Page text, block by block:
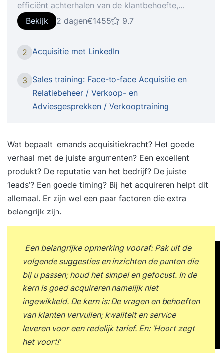
efficiënt achterhalen van de klantbehoefte,
vraagtechnieken, cross-sell en upgrading,
afsluittechnieken, leads genereren. Wat is het
doel van de training?Je leert jouw verkoop- en
adviesgesprekken aan tafel op perfect
af te handelen. Daarnaast wordt er veel aandacht
besteed aan het proactief herkennen en benutten
van commerciële signalen. Wat is het resultaat?
gesprekken aan tafel op de juiste manier
voorbereidt Kun je een gesprek opbouwen aan de
hand van de juiste structuur Zet je een krachtige
introductie neer Maak je indruk met een goede
one-minute story/pitch Kun je omgaan met
verschillende klanttypen door te spiegelen Kun je
en adviseren Weet je commerciële kansen te
herkennen én te benutten door middel van corss-
selling en upgrading Verkrijg je gemakkelijker
commitment op een (aankoop-)beslissing door
gebruikte maken van afsluittechnieken Ga je op
de juiste manier om met bezwaren Voor wie?
Deze training is passend voor iedereen die meer
wil halen uit zijn/haar (acquisitie-)gesprekken aan
Bekijk 2 dagen€1455 9.7
2 Acquisitie met LinkedIn
3 Sales training: Face-to-face Acquisitie en
Relatiebeheer / Verkoop- en
Adviesgesprekken / Verkooptraining
Wat bepaalt iemands acquisitiekracht? Het goede
verhaal met de juiste argumenten? Een excellent
produkt? De reputatie van het bedrijf? De juiste
‘leads’? Een goede timing? Bij het acquireren helpt dit
allemaal. Er zijn wel een paar factoren die extra
belangrijk zijn.
Een belangrijke opmerking vooraf: Pak uit de
volgende suggesties en inzichten de punten die
bij u passen; houd het simpel en gefocust. In de
kern is goed acquireren namelijk niet
ingewikkeld. De kern is: De vragen en behoeften
van klanten vervullen; kwaliteit en service
leveren voor een redelijk tarief. En: ‘Hoort zegt
het voort!’